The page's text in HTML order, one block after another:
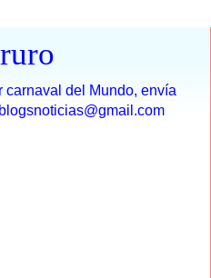
carnaval del Mundo, envía